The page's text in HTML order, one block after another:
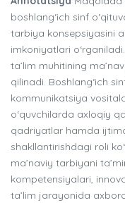
boshlang‘ich sinf
tarbiya konsepsiyasini
imkoniyatlari
ta’lim muhitining
qilinadi. Boshlang‘ich
kommunikatsiya
o‘quvchilarda axloqiy
qadriyatlar hamda
shakllantirishdagi roli
ma’naviy tarbiyani
kompetensiyalari,
ta’lim jarayonida